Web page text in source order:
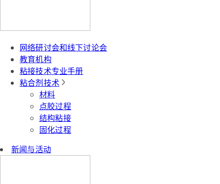
网络研讨会和线下讨论会
教育机构
粘接技术专业手册
粘合剂技术
材料
点胶过程
结构粘接
固化过程
新闻与活动